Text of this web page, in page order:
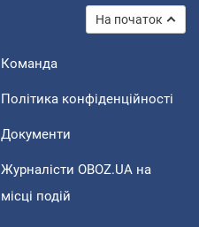
На початок
Команда
Політика конфіденційності
Документи
Журналісти OBOZ.UA на
місці подій